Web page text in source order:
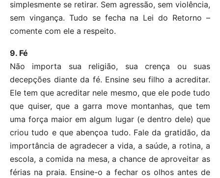
simplesmente se retirar. Sem agressão, sem violência,
sem vingança. Tudo se fecha na Lei do Retorno –
comente com ele a respeito.
9. Fé
Não importa sua religião, sua crença ou suas
decepções diante da fé. Ensine seu filho a acreditar.
Ele tem que acreditar nele mesmo, que ele pode tudo
que quiser, que a garra move montanhas, que tem
uma força maior em algum lugar (e dentro dele) que
criou tudo e que abençoa tudo. Fale da gratidão, da
importância de agradecer a vida, a saúde, a rotina, a
escola, a comida na mesa, a chance de aproveitar as
férias na praia. Ensine-o a fechar os olhos antes de